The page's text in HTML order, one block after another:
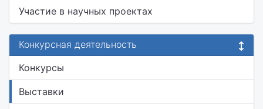
Участие в научных проектах
Конкурсная деятельность
Конкурсы
Выставки